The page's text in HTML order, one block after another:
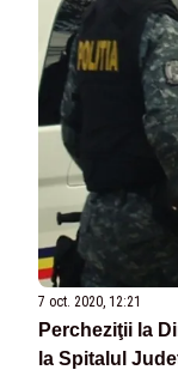
7 oct. 2020, 12:21
Percheziţii la
la Spitalul